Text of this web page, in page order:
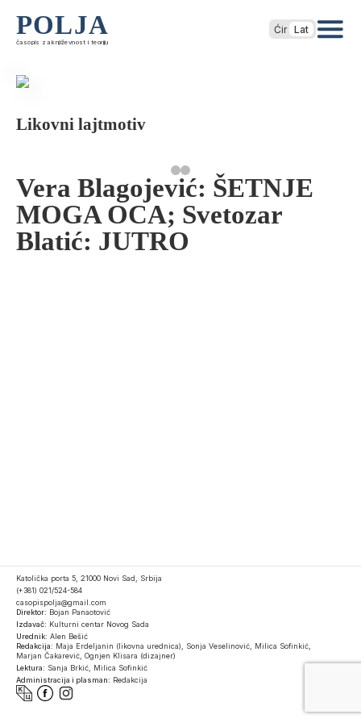
POLJA
časopis za književnost i teoriju
Ćir Lat
Likovni lajtmotiv
Vera Blagojević: ŠETNJE
MOGA OCA; Svetozar
Blatić: JUTRO
Katolička porta 5, 21000 Novi Sad, Srbija
(+381) 021/524-584
casopispolja@gmail.com
Direktor: Bojan Panaotović
Izdavač: Kulturni centar Novog Sada
Urednik: Alen Bešić
Redakcija: Maja Erdeljanin (likovna urednica), Sonja Veselinović, Milica Sofinkić,
Marjan Čakarević, Ognjen Klisara (dizajner)
Lektura: Sanja Brkić, Milica Sofinkić
Administracija i plasman: Redakcija